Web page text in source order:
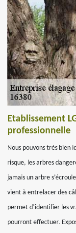
Etablissement
professionnelle
Nous pouvons très bien
risque, les arbres
jamais un arbre
vient à entrelacer des
permet d’identifier les
pourront effectuer.